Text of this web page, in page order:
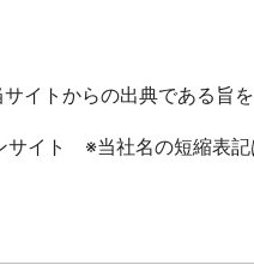
イトからの出典である旨
イト ※当社名の短縮表記